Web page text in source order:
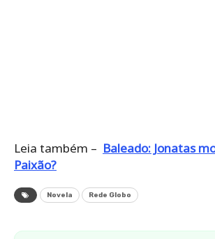
Leia também – Baleado: Jonatas
Paixão?
Novela Rede Globo